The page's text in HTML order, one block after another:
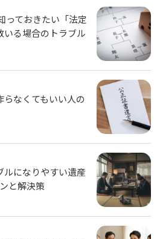
っておきたい「法定
いる場合のトラブル
らなくてもいい人の
ルになりやすい遺産
と解決策